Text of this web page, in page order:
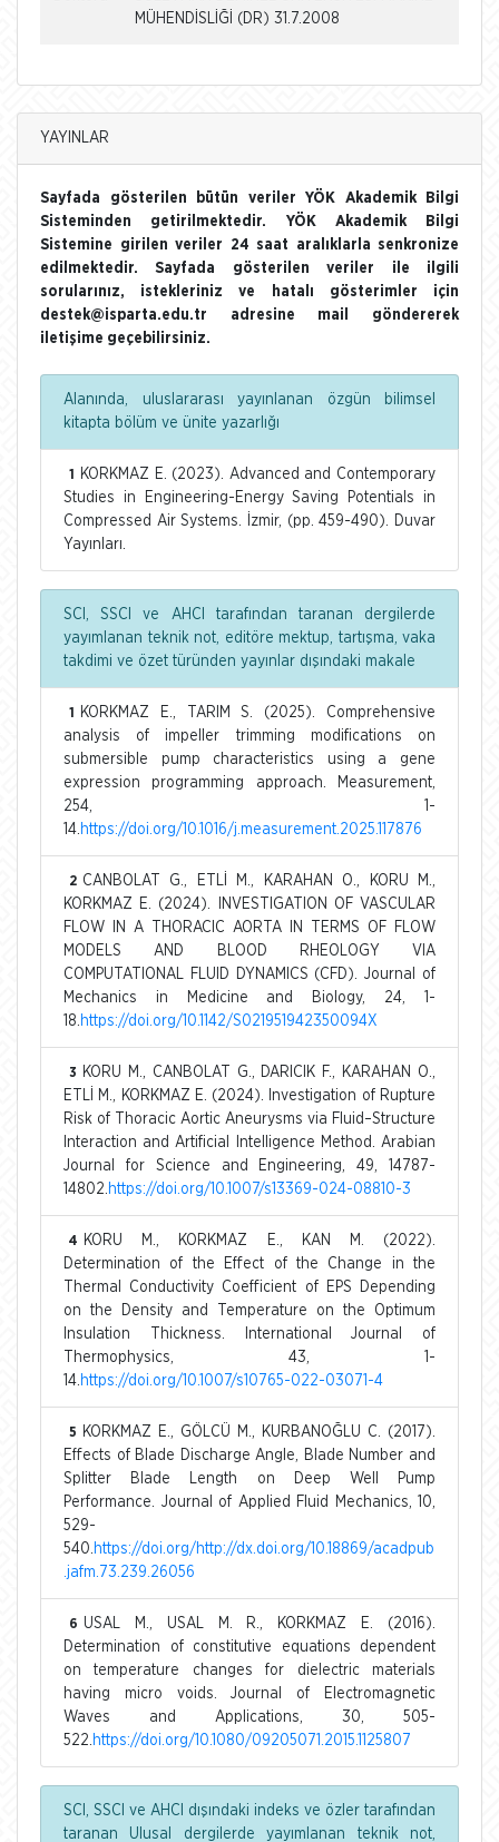
MÜHENDİSLİĞİ (DR) 31.7.2008
YAYINLAR
Sayfada gösterilen bütün veriler YÖK Akademik Bilgi
Sisteminden getirilmektedir. YÖK Akademik Bilgi
Sistemine girilen veriler 24 saat aralıklarla senkronize
edilmektedir. Sayfada gösterilen veriler ile ilgili
sorularınız, istekleriniz ve hatalı gösterimler için
destek@isparta.edu.tr adresine mail göndererek
iletişime geçebilirsiniz.
Alanında, uluslararası yayınlanan özgün bilimsel
kitapta bölüm ve ünite yazarlığı
1
KORKMAZ E. (2023). Advanced and Contemporary
Studies in Engineering-Energy Saving Potentials in
Compressed Air Systems. İzmir, (pp. 459-490). Duvar
Yayınları.
SCI, SSCI ve AHCI tarafından taranan dergilerde
yayımlanan teknik not, editöre mektup, tartışma, vaka
takdimi ve özet türünden yayınlar dışındaki makale
1
KORKMAZ E., TARIM S. (2025). Comprehensive
analysis of impeller trimming modifications on
submersible pump characteristics using a gene
expression programming approach. Measurement,
254, 1-
14. https://doi.org/10.1016/j.measurement.2025.117876
2 CANBOLAT G., ETLİ M., KARAHAN O., KORU M.,
KORKMAZ E. (2024). INVESTIGATION OF VASCULAR
FLOW IN A THORACIC AORTA IN TERMS OF FLOW
MODELS AND BLOOD RHEOLOGY VIA
COMPUTATIONAL FLUID DYNAMICS (CFD). Journal of
Mechanics in Medicine and Biology, 24, 1-
18. https://doi.org/10.1142/S021951942350094X
3
KORU M., CANBOLAT G., DARICIK F., KARAHAN O.,
ETLİ M., KORKMAZ E. (2024). Investigation of Rupture
Risk of Thoracic Aortic Aneurysms via Fluid–Structure
Interaction and Artificial Intelligence Method. Arabian
Journal for Science and Engineering, 49, 14787-
14802. https://doi.org/10.1007/s13369-024-08810-3
4
KORU M., KORKMAZ E., KAN M. (2022).
Determination of the Effect of the Change in the
Thermal Conductivity Coefficient of EPS Depending
on the Density and Temperature on the Optimum
Insulation Thickness. International Journal of
Thermophysics, 43, 1-
14. https://doi.org/10.1007/s10765-022-03071-4
5
KORKMAZ E., GÖLCÜ M., KURBANOĞLU C. (2017).
Effects of Blade Discharge Angle, Blade Number and
Splitter Blade Length on Deep Well Pump
Performance. Journal of Applied Fluid Mechanics, 10,
529-
540. https://doi.org/http://dx.doi.org/10.18869/acadpub
.jafm.73.239.26056
6 USAL M., USAL M. R., KORKMAZ E. (2016).
Determination of constitutive equations dependent
on temperature changes for dielectric materials
having micro voids. Journal of Electromagnetic
Waves and Applications, 30, 505-
522. https://doi.org/10.1080/09205071.2015.1125807
SCI, SSCI ve AHCI dışındaki indeks ve özler tarafından
taranan Ulusal dergilerde yayımlanan teknik not,